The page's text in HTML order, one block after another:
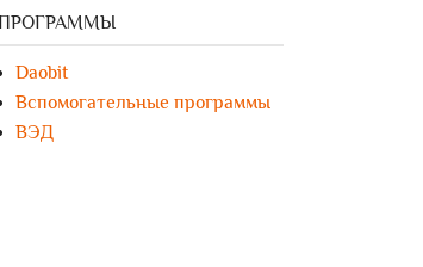
Daobit
Вспомогательные программы
ВЭД